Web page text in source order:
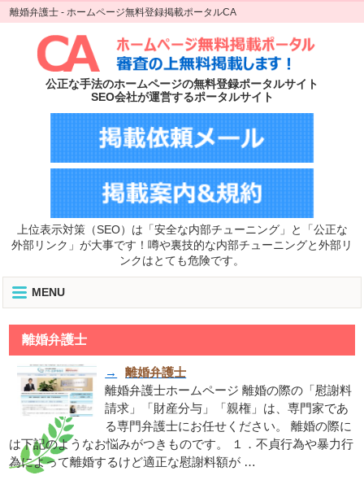
離婚弁護士 - ホームページ無料登録掲載ポータルCA
公正な手法のホームページの無料登録ポータルサイト
SEO会社が運営するポータルサイト
上位表示対策（SEO）は「安全な内部チューニング」と「公正な
外部リンク」が大事です！噂や裏技的な内部チューニングと外部リ
ンクはとても危険です。
MENU
離婚弁護士
→
離婚弁護士
離婚弁護士ホームページ 離婚の際の「慰謝料
請求」「財産分与」「親権」は、専門家であ
る専門弁護士にお任せください。 離婚の際に
は下記のようなお悩みがつきものです。 １．不貞行為や暴力行
為によって離婚するけど適正な慰謝料額が …